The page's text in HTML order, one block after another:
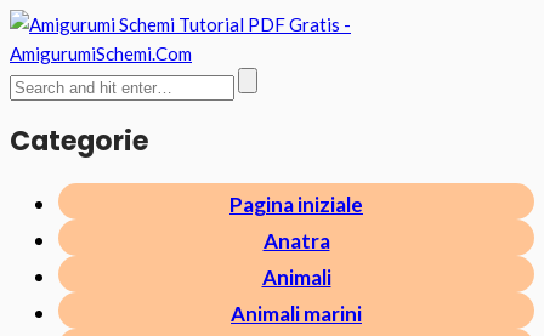
Categorie
Pagina iniziale
Anatra
Animali
Animali marini